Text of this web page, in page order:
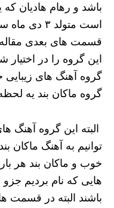
باشد و رهام هادیان
قسمت های بعدی مقاله
این گروه را در اختیار
گروه آهنگ های زیبایی
گروه ماکان بند یه
البته این گروه آهنگ
‌توانیم به آهنگ ماکان
خوب و ماکان بند هر
هایی که نام بردیم
باشند البته در قسمت